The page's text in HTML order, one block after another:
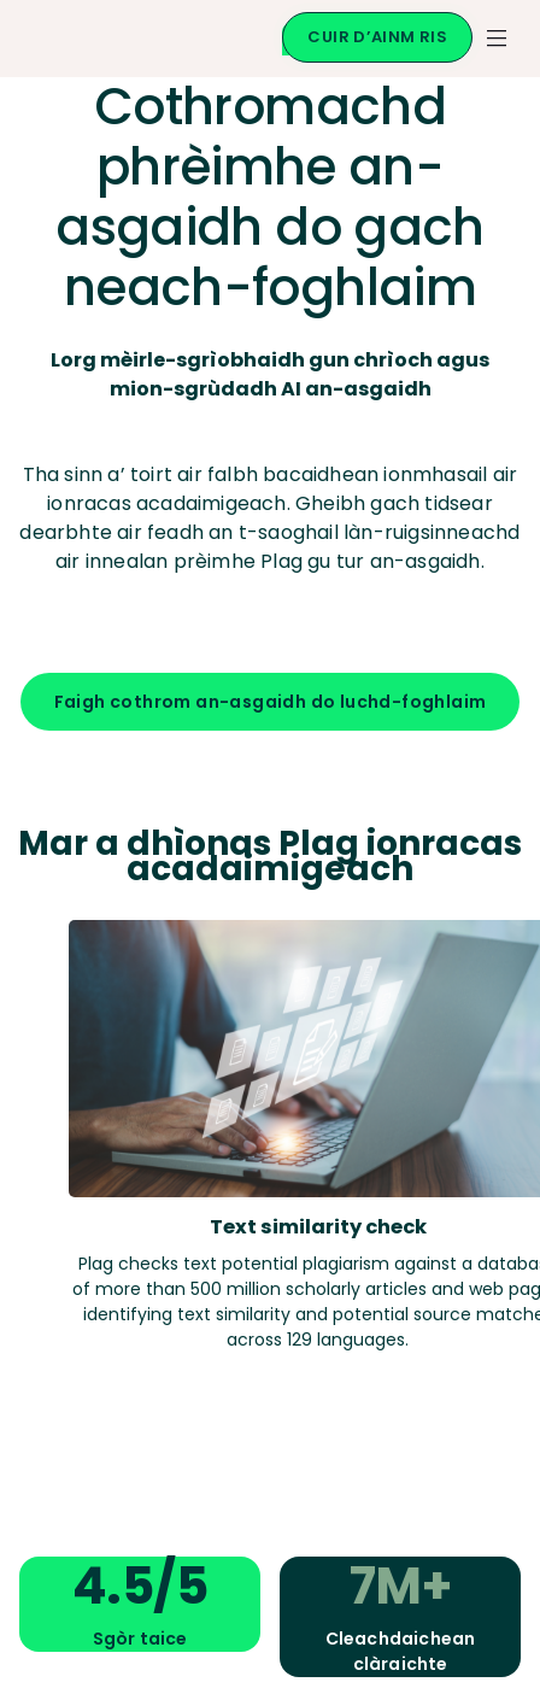
CUIR D’AINM RIS
Cothromachd
phrèimhe an-
asgaidh do gach
neach-foghlaim
Lorg mèirle-sgrìobhaidh gun chrìoch agus
mion-sgrùdadh AI an-asgaidh
Tha sinn a’ toirt air falbh bacaidhean ionmhasail air
ionracas acadaimigeach. Gheibh gach tidsear
dearbhte air feadh an t-saoghail làn-ruigsinneachd
air innealan prèimhe Plag gu tur an-asgaidh.
Faigh cothrom an-asgaidh do luchd-foghlaim
Mar a dhìonas Plag ionracas
acadaimigeach
Text similarity check
Plag checks text potential plagiarism against a
of more than 500 million scholarly articles and web
identifying text similarity and potential source
across 129 languages.
4.5/5
Sgòr taice
7M+
Cleachdaichean
clàraichte